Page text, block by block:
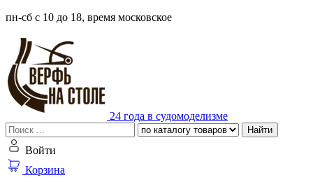
пн-сб с 10 до 18, время московское
24 года в судомоделизме
Найти
Войти
Корзина